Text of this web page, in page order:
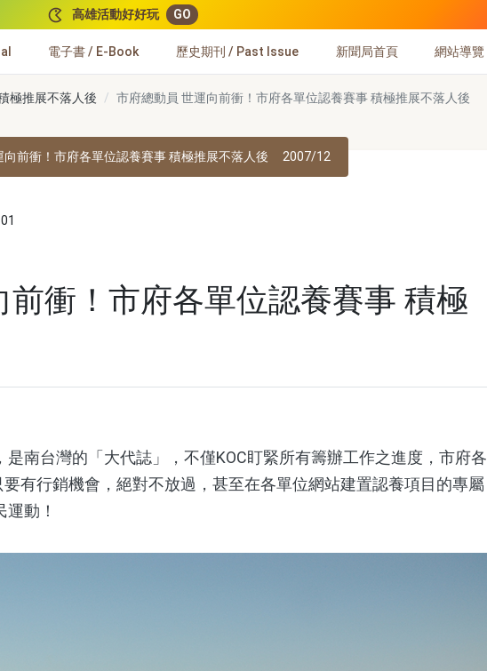
高雄活動好好玩 GO
電子書 / E-Book 歷史期刊 / Past Issue 新聞局首頁 網站導覽
極推展不落人後 市府總動員 世運向前衝！市府各單位認養賽事 積極推展不落人後
向前衝！市府各單位認養賽事 積極推展不落人後 2007/12
衝！市府各單位認養賽事 積極
台灣的「大代誌」，不僅KOC盯緊所有籌辦工作之進度，市府各
有行銷機會，絕對不放過，甚至在各單位網站建置認養項目的專屬
動！